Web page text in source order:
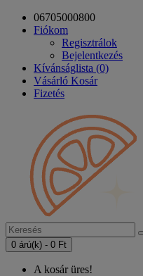
06705000800
Fiókom
Regisztrálok
Bejelentkezés
Kívánságlista (0)
Vásárló Kosár
Fizetés
0 árú(k) - 0 Ft
A kosár üres!